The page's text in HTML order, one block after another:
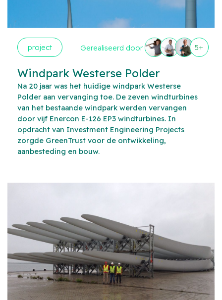
project Gerealiseerd door 5+
Windpark Westerse Polder
Na 20 jaar was het huidige windpark Westerse
Polder aan vervanging toe. De zeven windturbines
van het bestaande windpark werden vervangen
door vijf Enercon E-126 EP3 windturbines. In
opdracht van Investment Engineering Projects
zorgde GreenTrust voor de ontwikkeling,
aanbesteding en bouw.